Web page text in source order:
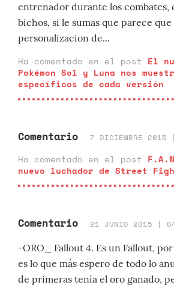
entrenador durante los combates,
bichos, si le sumas que parece que
personalizacion de...
Ha comentado en el post El
Pokémon Sol y Luna nos
específicos de cada versión
Comentario 7 DICIEMBRE
Ha comentado en el post
nuevo luchador de Street
Comentario 21 JUNIO 2015 |
-ORO_ Fallout 4. Es un Fallout,
es lo que más espero de todo lo
de primeras tenía el oro ganado,